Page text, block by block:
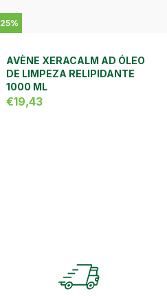
25%
AVÈNE XERACALM AD ÓLEO
DE LIMPEZA RELIPIDANTE
1000 ML
€19,43